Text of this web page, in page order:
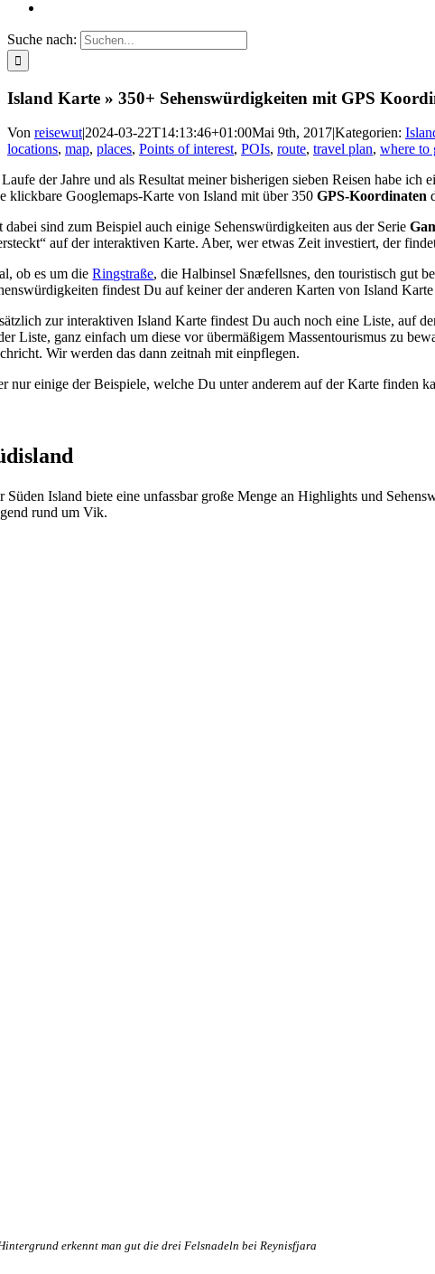
Suche nach:
Island Karte » 350+ Sehenswürdigkeiten mit GPS
Von reisewut|2024-03-22T14:13:46+01:00Mai 9th, 2017|Kategorien:
locations, map, places, Points of interest, POIs, route, travel plan, where to
der Jahre und als Resultat meiner bisherigen sieben Reisen habe ich
klickbare Googlemaps-Karte von Island mit über 350GPS-Koordinaten
dabei sind zum Beispiel auch einige Sehenswürdigkeiten aus der Serie
auf der interaktiven Karte. Aber, wer etwas Zeit investiert, der
ob es um dieRingstraße, die Halbinsel Snæfellsnes, den touristisch gut
findest Du auf keiner der anderen Karten von Island
zur interaktiven Island Karte findest Du auch noch eine Liste, auf
Liste, ganz einfach um diese vor übermäßigem Massentourismus zu
Wir werden das dann zeitnah mit einpflegen.
nur einige der Beispiele, welche Du unter anderem auf der Karte finden
Süden Island biete eine unfassbar große Menge an Highlights und
rund um Vik.
erkennt man gut die drei Felsnadeln bei Reynisfjara